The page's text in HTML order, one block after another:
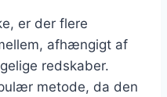
er der flere
afhængigt af
redskaber.
metode, da den